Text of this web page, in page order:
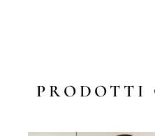
PRODOTTI